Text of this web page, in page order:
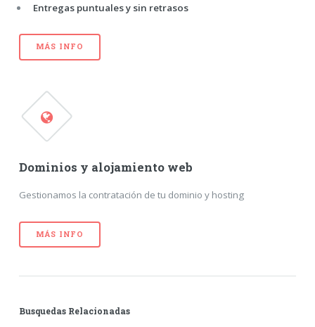
Entregas puntuales y sin retrasos
MÁS INFO
Dominios y alojamiento web
Gestionamos la contratación de tu dominio y hosting
MÁS INFO
Busquedas Relacionadas